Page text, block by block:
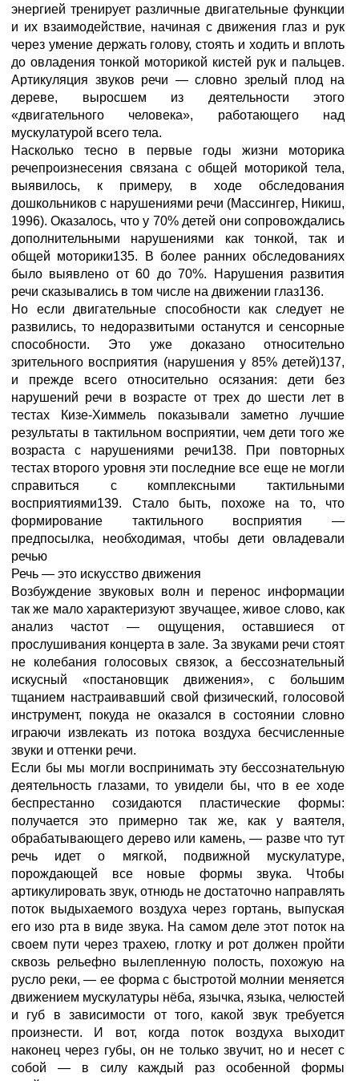
энергией тренирует различные двигательные функции
и их взаимодействие, начиная с движения глаз и рук
через умение держать голову, стоять и ходить и вплоть
до овладения тонкой моторикой кистей рук и пальцев.
Артикуляция звуков речи — словно зрелый плод на
дереве, выросшем из деятельности этого
«двигательного человека», работающего над
мускулатурой всего тела.
Насколько тесно в первые годы жизни моторика
речепроизнесения связана с общей моторикой тела,
выявилось, к примеру, в ходе обследования
дошкольников с нарушениями речи (Массингер, Никиш,
1996). Оказалось, что у 70% детей они сопровождались
дополнительными нарушениями как тонкой, так и
общей моторики135. В более ранних обследованиях
было выявлено от 60 до 70%. Нарушения развития
речи сказывались в том числе на движении глаз136.
Но если двигательные способности как следует не
развились, то недоразвитыми останутся и сенсорные
способности. Это уже доказано относительно
зрительного восприятия (нарушения у 85% детей)137,
и прежде всего относительно осязания: дети без
нарушений речи в возрасте от трех до шести лет в
тестах Кизе-Химмель показывали заметно лучшие
результаты в тактильном восприятии, чем дети того же
возраста с нарушениями речи138. При повторных
тестах второго уровня эти последние все еще не могли
справиться с комплексными тактильными
восприятиями139. Стало быть, похоже на то, что
формирование тактильного восприятия —
предпосылка, необходимая, чтобы дети овладевали
речью
Речь — это искусство движения
Возбуждение звуковых волн и перенос информации
так же мало характеризуют звучащее, живое слово, как
анализ частот — ощущения, оставшиеся от
прослушивания концерта в зале. За звуками речи стоят
не колебания голосовых связок, а бессознательный
искусный «постановщик движения», с большим
тщанием настраивавший свой физический, голосовой
инструмент, покуда не оказался в состоянии словно
играючи извлекать из потока воздуха бесчисленные
звуки и оттенки речи.
Если бы мы могли воспринимать эту бессознательную
деятельность глазами, то увидели бы, что в ее ходе
беспрестанно созидаются пластические формы:
получается это примерно так же, как у ваятеля,
обрабатывающего дерево или камень, — разве что тут
речь идет о мягкой, подвижной мускулатуре,
порождающей все новые формы звука. Чтобы
артикулировать звук, отнюдь не достаточно направлять
поток выдыхаемого воздуха через гортань, выпуская
его изо рта в виде звука. На самом деле этот поток на
своем пути через трахею, глотку и рот должен пройти
сквозь рельефно вылепленную полость, похожую на
русло реки, — ее форма с быстротой молнии меняется
движением мускулатуры нёба, язычка, языка, челюстей
и губ в зависимости от того, какой звук требуется
произнести. И вот, когда поток воздуха выходит
наконец через губы, он не только звучит, но и несет с
собой — в силу каждый раз особенной формы